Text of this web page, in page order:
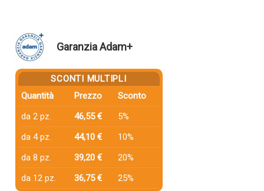
Garanzia Adam+
SCONTI MULTIPLI
Quantità
Prezzo
Sconto
da 2 pz.
46,55 €
5%
da 4 pz.
44,10 €
10%
da 8 pz.
39,20 €
20%
da 12 pz.
36,75 € 25%